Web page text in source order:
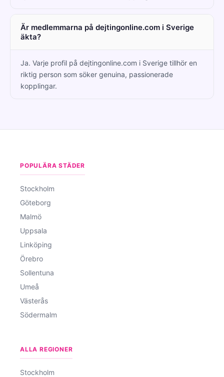
Är medlemmarna på dejtingonline.com i Sverige
äkta?
Ja. Varje profil på dejtingonline.com i Sverige tillhör en
riktig person som söker genuina, passionerade
kopplingar.
POPULÄRA STÄDER
Stockholm
Göteborg
Malmö
Uppsala
Linköping
Örebro
Sollentuna
Umeå
Västerås
Södermalm
ALLA REGIONER
Stockholm